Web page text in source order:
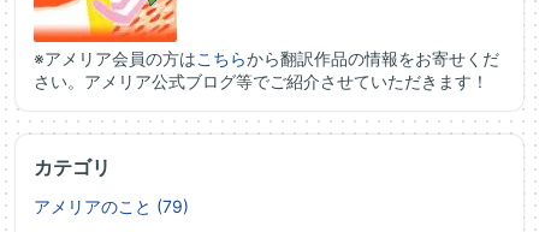
※アメリア会員の方はこちらから翻訳作品の情報をお寄せくだ
さい。アメリア公式ブログ等でご紹介させていただきます！
カテゴリ
アメリアのこと (79)